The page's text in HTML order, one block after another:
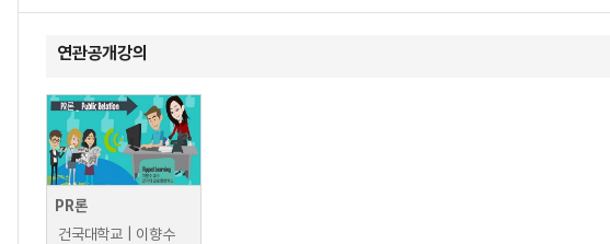
연관공개강의
PR론
건국대학교 | 이향수